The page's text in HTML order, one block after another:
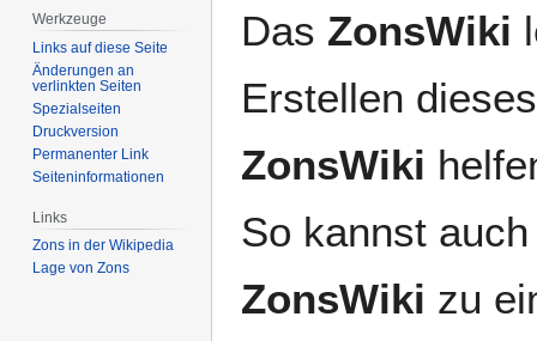
Das ZonsWiki
Erstellen
ZonsWiki
So kannst
ZonsWiki zu
Werkzeuge
Links auf diese Seite
Änderungen an
verlinkten Seiten
Spezialseiten
Druckversion
Permanenter Link
Seiten­­informationen
Links
Zons in der Wikipedia
Lage von Zons